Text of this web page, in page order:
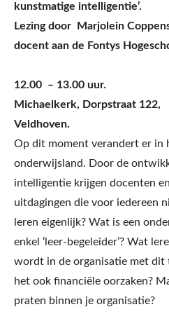
kunstmatige intelligentie’.
Lezing door Marjolein
docent aan de Fontys
Zondag
12.00 – 13.00 uur.
Michaelkerk, Dorpstraat 122,
Op dit moment verandert er in
onderwijsland. Door de
intelligentie krijgen docenten
uitdagingen die voor iedereen
leren eigenlijk? Wat is een
enkel ‘leer-begeleider’? Wat
wordt in de organisatie met dit
het ook financiële oorzaken?
praten binnen je organisatie?